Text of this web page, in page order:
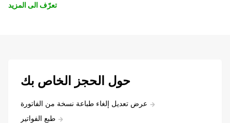
تعرّف الى المزيد
حول الحجز الخاص بك
عرض تعديل إلغاء طباعة نسخة من الفاتورة
طبع الفواتير